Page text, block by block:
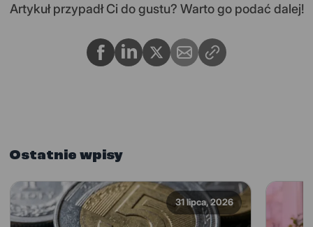
Artykuł przypadł Ci do gustu? Warto go podać dalej!
Ostatnie wpisy
31 lipca, 2026